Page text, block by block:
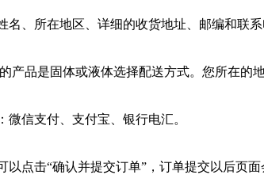
名、所在地区、详细的收货地址、邮编和联系
产品是固体或液体选择配送方式。您所在的
微信支付、支付宝、银行电汇。
以点击“确认并提交订单”，订单提交以后页面